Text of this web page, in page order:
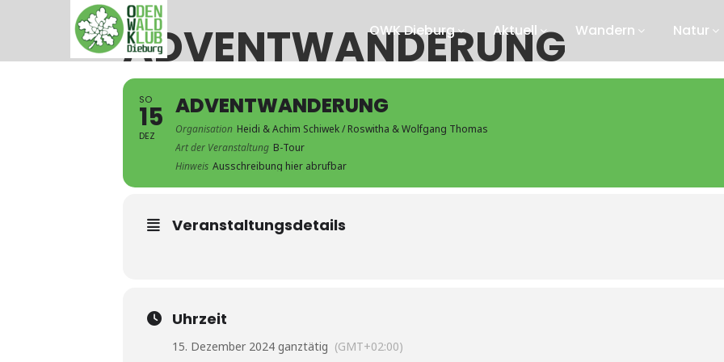
OWK Dieburg Aktuell Wandern Natur
ADVENTWANDERUNG
SO
15
DEZ
ADVENTWANDERUNG
Organisation Heidi & Achim Schiwek / Roswitha & Wolfgang Thomas
Art der Veranstaltung B-Tour
Hinweis Ausschreibung hier abrufbar
Veranstaltungsdetails
Uhrzeit
15. Dezember 2024 ganztätig (GMT+02:00)